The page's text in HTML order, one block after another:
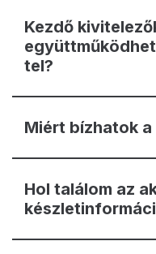
Kezdő
tel?
Miért bízhatok a
Hol találom az